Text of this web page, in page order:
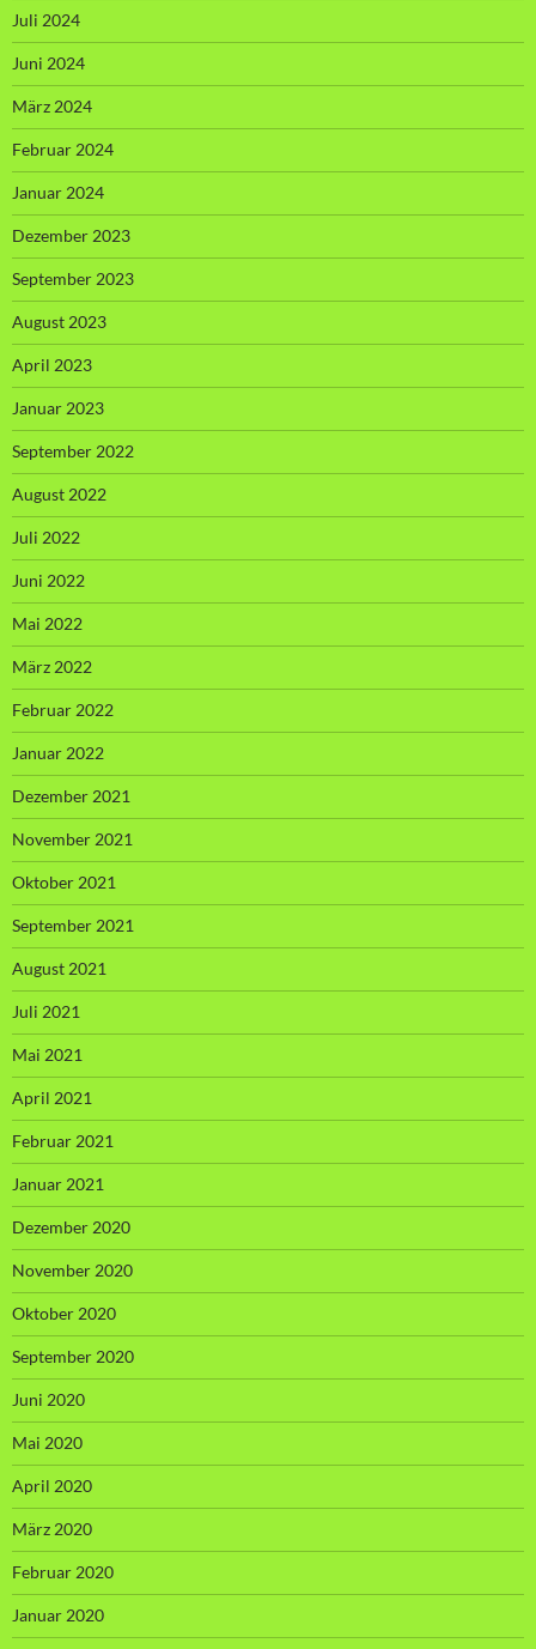
Juli 2024
Juni 2024
März 2024
Februar 2024
Januar 2024
Dezember 2023
September 2023
August 2023
April 2023
Januar 2023
September 2022
August 2022
Juli 2022
Juni 2022
Mai 2022
März 2022
Februar 2022
Januar 2022
Dezember 2021
November 2021
Oktober 2021
September 2021
August 2021
Juli 2021
Mai 2021
April 2021
Februar 2021
Januar 2021
Dezember 2020
November 2020
Oktober 2020
September 2020
Juni 2020
Mai 2020
April 2020
März 2020
Februar 2020
Januar 2020